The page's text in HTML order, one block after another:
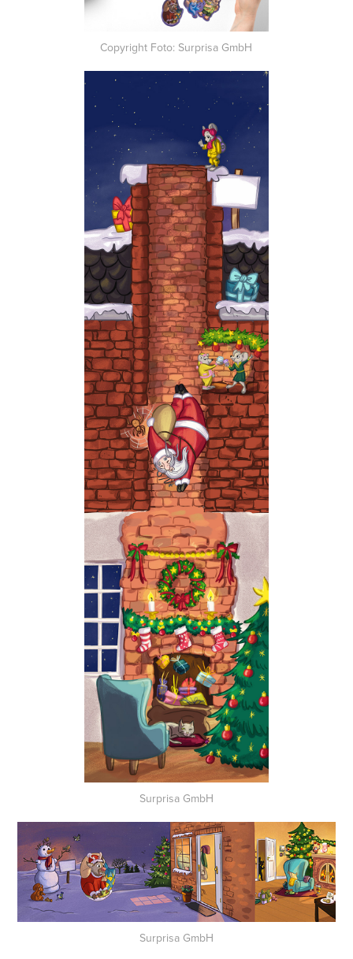
Copyright Foto: Surprisa GmbH
Surprisa GmbH
Surprisa GmbH